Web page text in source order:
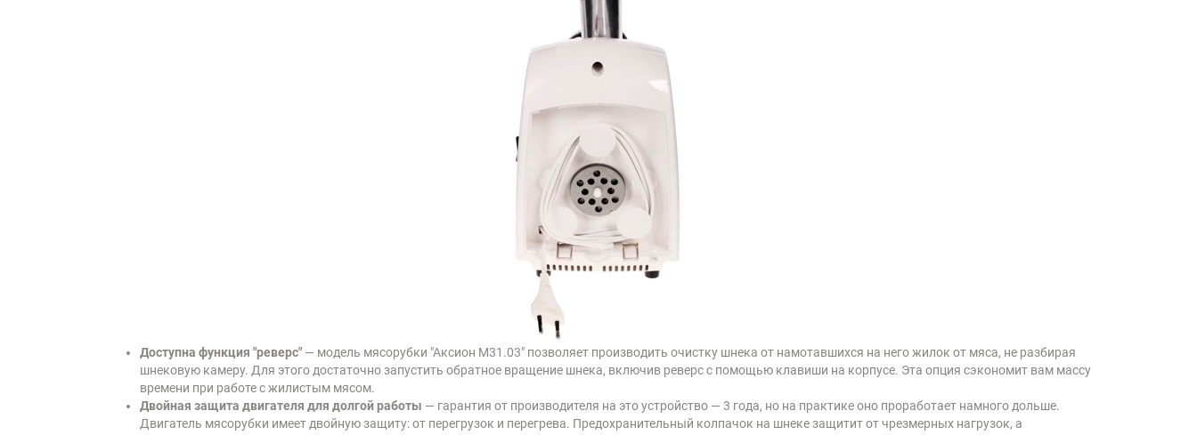
Доступна функция "реверс" — модель мясорубки "Аксион М31.03" позволяет производить очистку шнека от намотавшихся на него жилок от мяса, не разбирая
шнековую камеру. Для этого достаточно запустить обратное вращение шнека, включив реверс с помощью клавиши на корпусе. Эта опция сэкономит вам массу
времени при работе с жилистым мясом.
Двойная защита двигателя для долгой работы — гарантия от производителя на это устройство — 3 года, но на практике оно проработает намного дольше.
Двигатель мясорубки имеет двойную защиту: от перегрузок и перегрева. Предохранительный колпачок на шнеке защитит от чрезмерных нагрузок, а